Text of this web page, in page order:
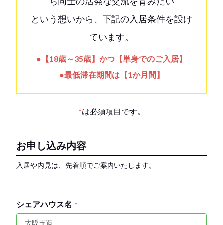
という想いから、下記の入居条件を設け
ています。
●【18歳～35歳】かつ【単身でのご入居】
●最低滞在期間は【1か月間】
*は必須項目です。
お申し込み内容
入居や内見は、先着順でご案内いたします。
シェアハウス名 *